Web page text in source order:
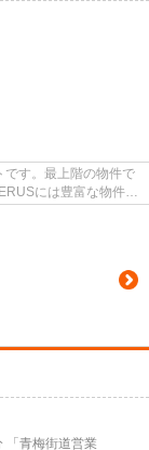
です。最上階の物件で
には豊富な物件情
「青梅街道営業